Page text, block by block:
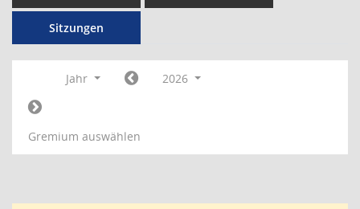
Sitzungen
Jahr 2026
Gremium auswählen